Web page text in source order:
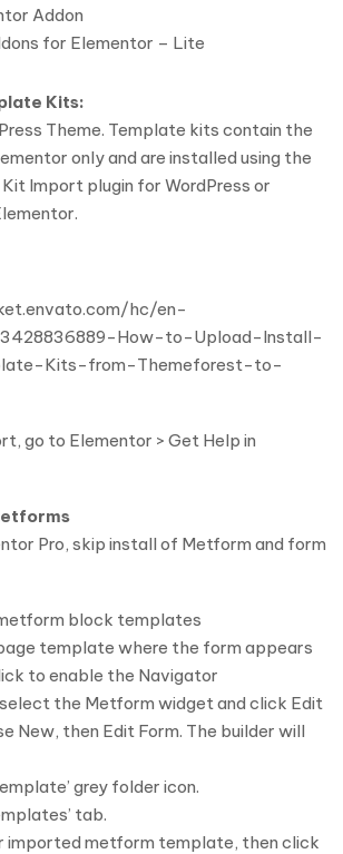
Addon
for Elementor – Lite
Kits:
Theme. Template kits contain the
only and are installed using the
Import plugin for WordPress or
hc/en-
How-to-Upload-Install-
Kits-from-Themeforest-to-
go to Elementor > Get Help in
Pro, skip install of Metform and form
block templates
template where the form appears
to enable the Navigator
the Metform widget and click Edit
New, then Edit Form. The builder will
grey folder icon.
tab.
imported metform template, then click